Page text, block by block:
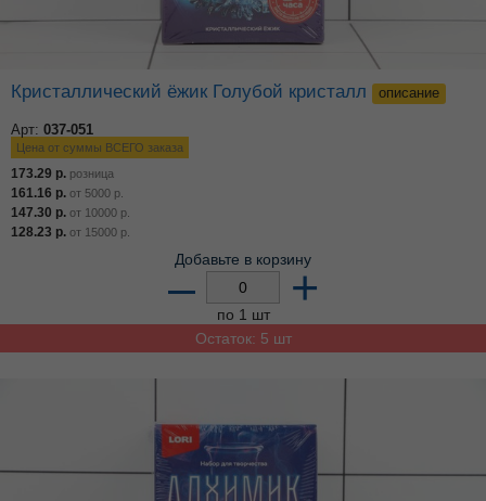
Кристаллический ёжик Голубой кристалл описание
Арт: 037-051
Цена от суммы ВСЕГО заказа
173.29 р. розница
161.16 р. от 5000 р.
147.30 р. от 10000 р.
128.23 р. от 15000 р.
Добавьте в корзину
– +
по 1 шт
Остаток: 5 шт